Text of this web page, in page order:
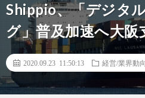
Shippio、「デジタ
グ」普及加速へ大阪
2020.09.23 11:50:13 経営/業界動向